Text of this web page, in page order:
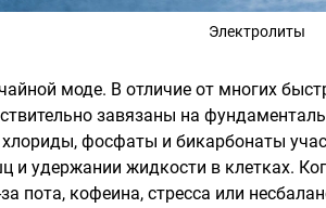
Электролиты
моде. В отличие от многих
завязаны на
хлориды, фосфаты и бикарбонаты
удержании жидкости в клетках.
пота, кофеина, стресса или